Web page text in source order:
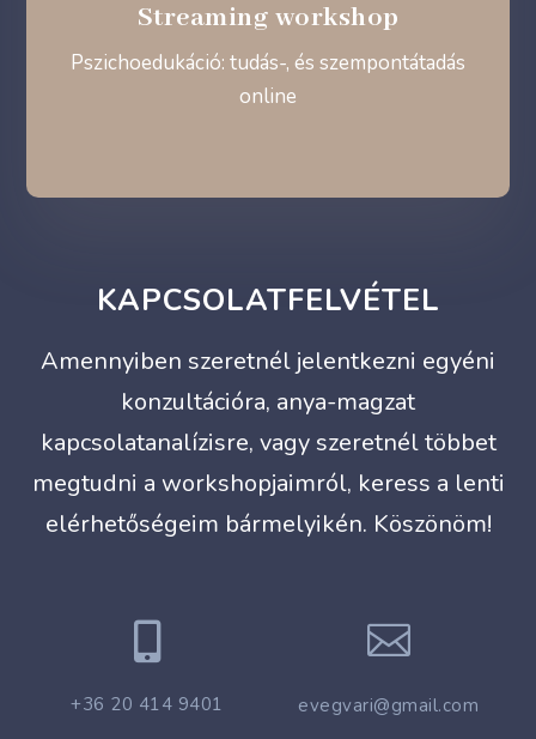
Streaming workshop
Pszichoedukáció: tudás-, és szempontátadás
online
KAPCSOLATFELVÉTEL
Amennyiben szeretnél jelentkezni egyéni
konzultációra, anya-magzat
kapcsolatanalízisre, vagy szeretnél többet
megtudni a workshopjaimról, keress a lenti
elérhetőségeim bármelyikén. Köszönöm!

+36 20 414 9401

evegvari@gmail.com